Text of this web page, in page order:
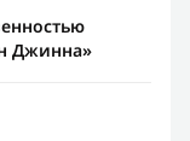
Джинна»